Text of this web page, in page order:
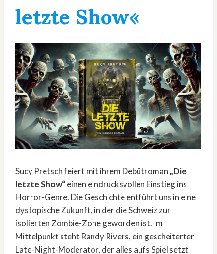
letzte Show«
Sucy Pretsch feiert mit ihrem Debütroman „Die
letzte Show“einen eindrucksvollen Einstieg ins
Horror-Genre. Die Geschichte entführt uns in eine
dystopische Zukunft, in der die Schweiz zur
isolierten Zombie-Zone geworden ist. Im
Mittelpunkt steht Randy Rivers, ein gescheiterter
Late-Night-Moderator, der alles aufs Spiel setzt